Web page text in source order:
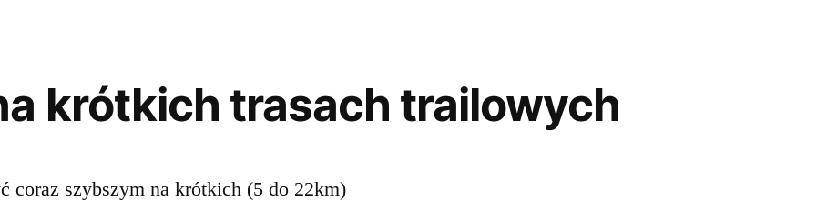
krótkich trasach trailowych
coraz szybszym na krótkich (5 do 22km)